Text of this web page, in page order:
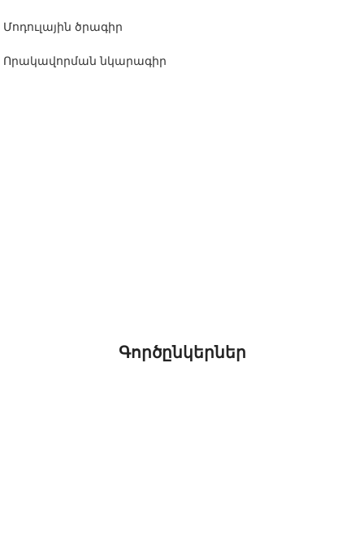
Մոդուլային ծրագիր
Որակավորման նկարագիր
Գործընկերներ